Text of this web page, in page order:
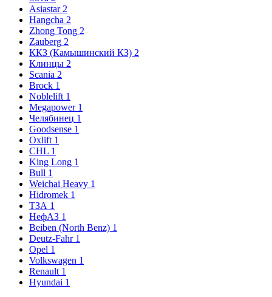
Asiastar 2
Hangcha 2
Zhong Tong 2
Zauberg 2
ККЗ (Камышинский КЗ) 2
Клинцы 2
Scania 2
Brock 1
Noblelift 1
Megapower 1
Челябинец 1
Goodsense 1
Oxlift 1
CHL 1
King Long 1
Bull 1
Weichai Heavy 1
Hidromek 1
ТЗА 1
НефАЗ 1
Beiben (North Benz) 1
Deutz-Fahr 1
Opel 1
Volkswagen 1
Renault 1
Hyundai 1